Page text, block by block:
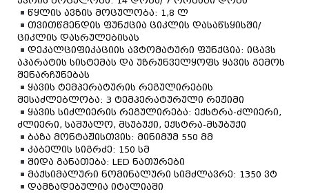
წყლის ავზის მოცულობა: 1,8 ლ
თვითწმენდის ფუნქცია ციკლის დასაწსყისში/
ციკლის დასრულებისას
დეკალციფიკაციის ავტომატური ფუნქცია: იცავს
აპარატის სისტემას და უზრუნველყოფს ყავის გემოს
შენარჩუნებას
ყავის ტემპერატურის რეგულირების
შესაძლებლობა: 3 ტემპერატურული რეჟიმი
ყავის სიძლიერის რეგულირება: ექსტრა-ძლიერი,
ძლიერი, საშუალო, მსუბუქი, ექსტრა-მსუბუქი
ბაზა მონტაჟისთვის: მინიმუმ 550 მმ
კაბელის სიგრძე: 150 სმ
შიდა განათება: LED ნათურები
მაქსიმალური ნომინალური სიმძლავრე: 1350 ვტ
დამზადებულია იტალიაში